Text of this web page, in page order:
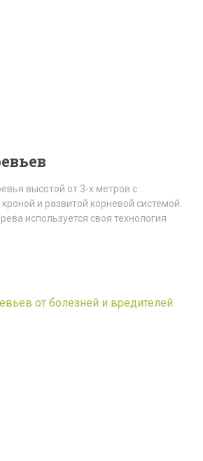
высотой от 3-х метров с
и развитой корневой системой.
используется своя технология